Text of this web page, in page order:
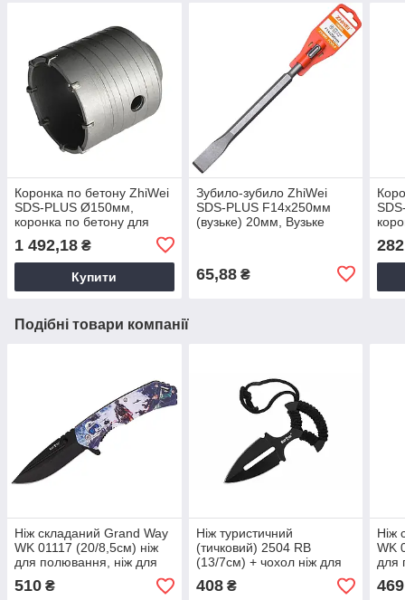
Коронка по бетону ZhiWei
SDS-PLUS Ø150мм,
коронка по бетону для
для буріння отворів
1 492,18 ₴
Купити
Зубило-зубило ZhiWei
SDS-PLUS F14х250мм
(вузьке) 20мм, Вузьке
65,88₴
для
Подібні товари компанії
Ніж складаний Grand Way
WK 01117 (20/8,5см) ніж
для полювання, ніж для
походів, ніж для рибалки
510 ₴
Ніж туристичний
(тичковий) 2504 RB
(13/7см) + чохол ніж для
полювання, ніж для
походів, ніж для рибалки
408₴
Ніж
WK
для